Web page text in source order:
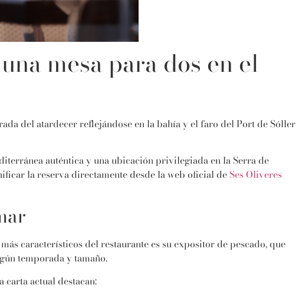
mesa para dos en el
del atardecer reflejándose en la bahía y el faro del Port de Sóller
auténtica y una ubicación privilegiada en la Serra de
la reserva directamente desde la web oficial de Ses Oliveres
característicos del restaurante es su expositor de pescado, que
temporada y tamaño.
carta actual destacan: